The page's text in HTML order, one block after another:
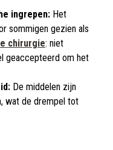
ingrepen: Het
sommigen gezien als
chirurgie: niet
geaccepteerd om het
De middelen zijn
wat de drempel tot